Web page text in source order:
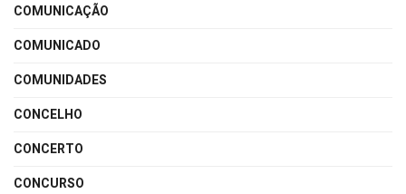
COMUNICAÇÃO
COMUNICADO
COMUNIDADES
CONCELHO
CONCERTO
CONCURSO